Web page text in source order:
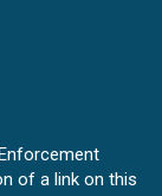
of a link on this